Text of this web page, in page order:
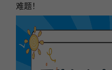
难题！